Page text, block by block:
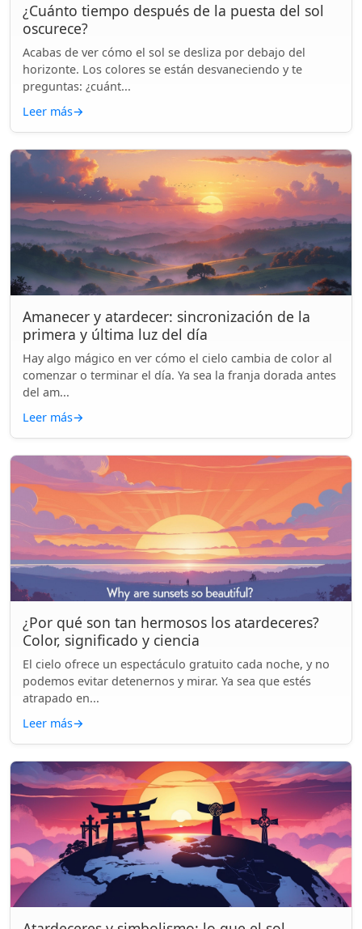
¿Cuánto tiempo después de la puesta del sol
oscurece?
Acabas de ver cómo el sol se desliza por debajo del
horizonte. Los colores se están desvaneciendo y te
preguntas: ¿cuánt...
Leer más→
Amanecer y atardecer: sincronización de la
primera y última luz del día
Hay algo mágico en ver cómo el cielo cambia de color al
comenzar o terminar el día. Ya sea la franja dorada antes
del am...
Leer más→
¿Por qué son tan hermosos los atardeceres?
Color, significado y ciencia
El cielo ofrece un espectáculo gratuito cada noche, y no
podemos evitar detenernos y mirar. Ya sea que estés
atrapado en...
Leer más→